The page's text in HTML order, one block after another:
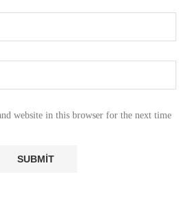
website in this browser for the next time